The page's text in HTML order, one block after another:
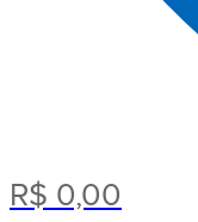
R$ 0,00